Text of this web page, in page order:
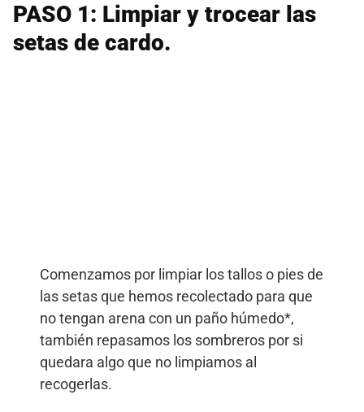
PASO 1: Limpiar y trocear las
setas de cardo.
Comenzamos por limpiar los tallos o pies de
las setas que hemos recolectado para que
no tengan arena con un paño húmedo*,
también repasamos los sombreros por si
quedara algo que no limpiamos al
recogerlas.